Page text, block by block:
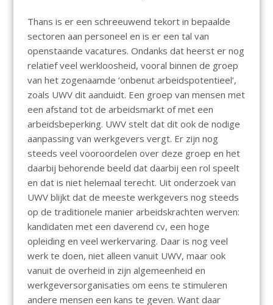
Thans is er een schreeuwend tekort in bepaalde
sectoren aan personeel en is er een tal van
openstaande vacatures. Ondanks dat heerst er nog
relatief veel werkloosheid, vooral binnen de groep
van het zogenaamde ‘onbenut arbeidspotentieel’,
zoals UWV dit aanduidt. Een groep van mensen met
een afstand tot de arbeidsmarkt of met een
arbeidsbeperking. UWV stelt dat dit ook de nodige
aanpassing van werkgevers vergt. Er zijn nog
steeds veel vooroordelen over deze groep en het
daarbij behorende beeld dat daarbij een rol speelt
en dat is niet helemaal terecht. Uit onderzoek van
UWV blijkt dat de meeste werkgevers nog steeds
op de traditionele manier arbeidskrachten werven:
kandidaten met een daverend cv, een hoge
opleiding en veel werkervaring. Daar is nog veel
werk te doen, niet alleen vanuit UWV, maar ook
vanuit de overheid in zijn algemeenheid en
werkgeversorganisaties om eens te stimuleren
andere mensen een kans te geven. Want daar